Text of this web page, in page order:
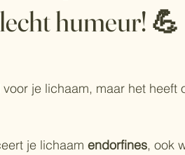
humeur! 💪
je lichaam, maar het heeft
je lichaam endorfines, ook